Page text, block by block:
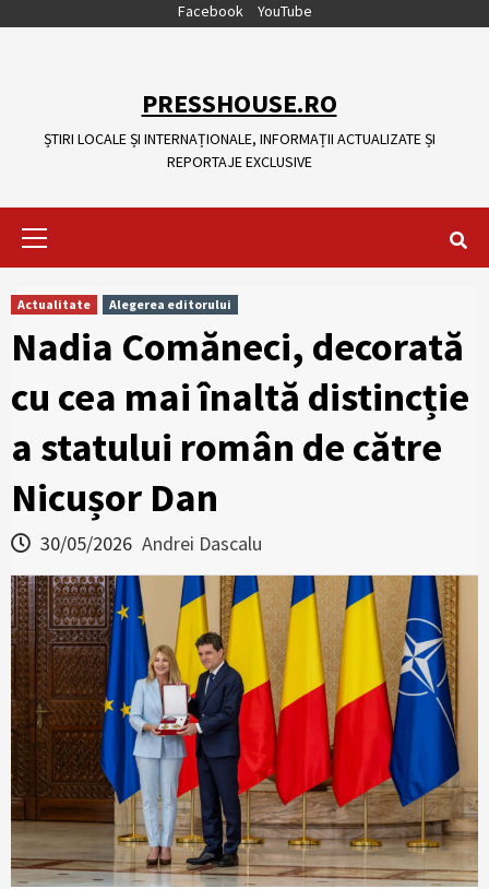
Facebook YouTube
PRESSHOUSE.RO
ȘTIRI LOCALE ȘI INTERNAȚIONALE, INFORMAȚII ACTUALIZATE ȘI
REPORTAJE EXCLUSIVE
Actualitate Alegerea editorului
Nadia Comăneci, decorată
cu cea mai înaltă distincție
a statului român de către
Nicușor Dan
30/05/2026 Andrei Dascalu